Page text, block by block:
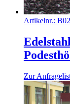
Artikelnr.:
Zur